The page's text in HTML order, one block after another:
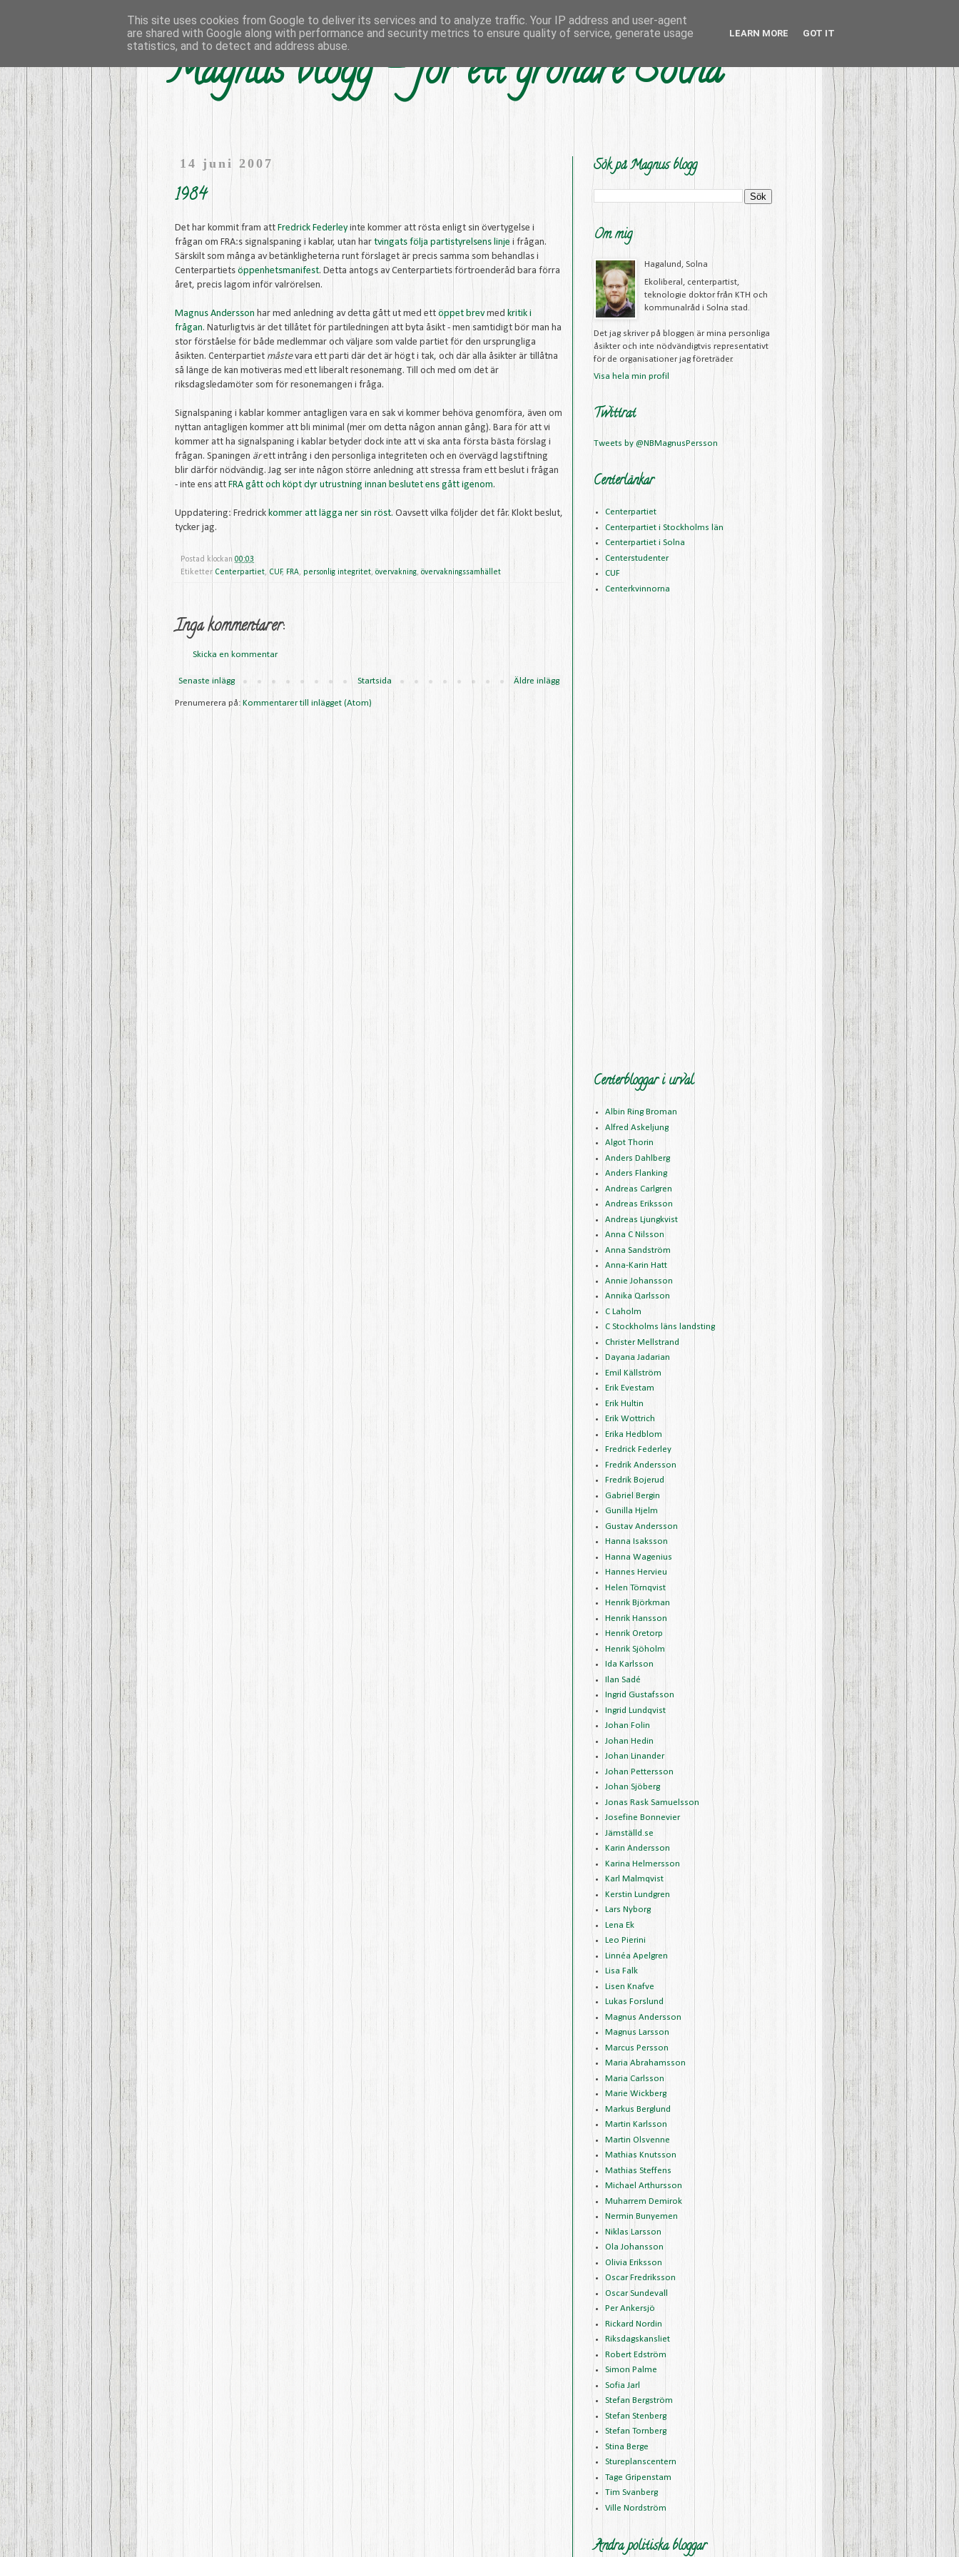
Magnus blogg - för ett grönare Solna
14 juni 2007
1984
Det har kommit fram att Fredrick Federleyinte kommer att rösta enligt sin övertygelse i
frågan om FRA:s signalspaning i kablar, utan har tvingats följa partistyrelsens linje i frågan.
Särskilt som många av betänkligheterna runt förslaget är precis samma som behandlas i
Centerpartiets öppenhetsmanifest. Detta antogs av Centerpartiets förtroenderåd bara förra
året, precis lagom inför valrörelsen.
Magnus Andersson har med anledning av detta gått ut med ett öppet brevmed kritik i
frågan. Naturligtvis är det tillåtet för partiledningen att byta åsikt - men samtidigt bör man ha
stor förståelse för både medlemmar och väljare som valde partiet för den ursprungliga
åsikten. Centerpartiet måstevara ett parti där det är högt i tak, och där alla åsikter är tillåtna
så länge de kan motiveras med ett liberalt resonemang. Till och med om det är
riksdagsledamöter som för resonemangen i fråga.
Signalspaning i kablar kommer antagligen vara en sak vi kommer behöva genomföra, även om
nyttan antagligen kommer att bli minimal (mer om detta någon annan gång). Bara för att vi
kommer att ha signalspaning i kablar betyder dock inte att vi ska anta första bästa förslag i
frågan. Spaningen ärett intrång i den personliga integriteten och en övervägd lagstiftning
blir därför nödvändig. Jag ser inte någon större anledning att stressa fram ett beslut i frågan
- inte ens att FRA gått och köpt dyr utrustning innan beslutet ens gått igenom.
Uppdatering: Fredrick kommer att lägga ner sin röst. Oavsett vilka följder det får. Klokt beslut,
tycker jag.
Postad klockan 00:03
Etiketter Centerpartiet, CUF, FRA, personlig integritet, övervakning, övervakningssamhället
Inga kommentarer:
Skicka en kommentar
Senaste inlägg Äldre inlägg
Startsida
Prenumerera på: Kommentarer till inlägget (Atom)
Sök på Magnus blogg
Om mig
Hagalund, Solna
Ekoliberal, centerpartist,
teknologie doktor från KTH och
kommunalråd i Solna stad.
Det jag skriver på bloggen är mina personliga
åsikter och inte nödvändigtvis representativt
för de organisationer jag företräder.
Visa hela min profil
Twittrat
Tweets by @NBMagnusPersson
Centerlänkar
Centerpartiet
Centerpartiet i Stockholms län
Centerpartiet i Solna
Centerstudenter
CUF
Centerkvinnorna
Centerbloggar i urval
Albin Ring Broman
Alfred Askeljung
Algot Thorin
Anders Dahlberg
Anders Flanking
Andreas Carlgren
Andreas Eriksson
Andreas Ljungkvist
Anna C Nilsson
Anna Sandström
Anna-Karin Hatt
Annie Johansson
Annika Qarlsson
C Laholm
C Stockholms läns landsting
Christer Mellstrand
Dayana Jadarian
Emil Källström
Erik Evestam
Erik Hultin
Erik Wottrich
Erika Hedblom
Fredrick Federley
Fredrik Andersson
Fredrik Bojerud
Gabriel Bergin
Gunilla Hjelm
Gustav Andersson
Hanna Isaksson
Hanna Wagenius
Hannes Hervieu
Helen Törnqvist
Henrik Björkman
Henrik Hansson
Henrik Oretorp
Henrik Sjöholm
Ida Karlsson
Ilan Sadé
Ingrid Gustafsson
Ingrid Lundqvist
Johan Folin
Johan Hedin
Johan Linander
Johan Pettersson
Johan Sjöberg
Jonas Rask Samuelsson
Josefine Bonnevier
Jämställd.se
Karin Andersson
Karina Helmersson
Karl Malmqvist
Kerstin Lundgren
Lars Nyborg
Lena Ek
Leo Pierini
Linnéa Apelgren
Lisa Falk
Lisen Knafve
Lukas Forslund
Magnus Andersson
Magnus Larsson
Marcus Persson
Maria Abrahamsson
Maria Carlsson
Marie Wickberg
Markus Berglund
Martin Karlsson
Martin Olsvenne
Mathias Knutsson
Mathias Steffens
Michael Arthursson
Muharrem Demirok
Nermin Bunyemen
Niklas Larsson
Ola Johansson
Olivia Eriksson
Oscar Fredriksson
Oscar Sundevall
Per Ankersjö
Rickard Nordin
Riksdagskansliet
Robert Edström
Simon Palme
Sofia Jarl
Stefan Bergström
Stefan Stenberg
Stefan Tornberg
Stina Berge
Stureplanscentern
Tage Gripenstam
Tim Svanberg
Ville Nordström
Andra politiska bloggar
This site uses cookies from Google to deliver its services and to analyze traffic. Your IP address and user-agent
are shared with Google along with performance and security metrics to ensure quality of service, generate usage
statistics, and to detect and address abuse.
LEARN MORE GOT IT